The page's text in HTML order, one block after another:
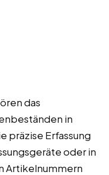
das
in
präzise Erfassung
oder in
Artikelnummern